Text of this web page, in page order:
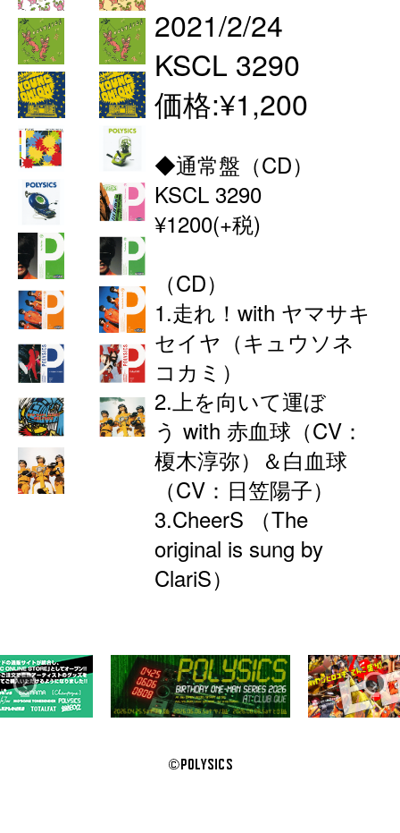
2021/2/24
KSCL 3290
価格:¥1,200
◆通常盤（CD）
KSCL 3290
¥1200(+税)
（CD）
1.走れ！with ヤマサキ
セイヤ（キュウソネ
コカミ）
2.上を向いて運ぼ
う with 赤血球（CV：
榎木淳弥）＆白血球
（CV：日笠陽子）
3.CheerS （The
original is sung by
ClariS）
‹ ›